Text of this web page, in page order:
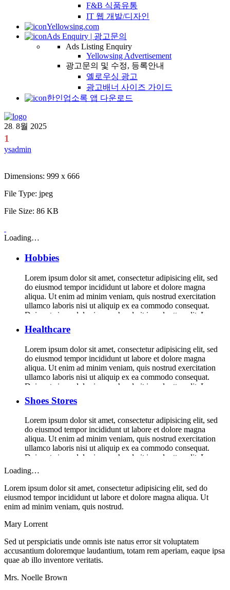
F&B 식품유통
IT 웹 개발/디자인
Yellowsing.com
Ads Enquiry | 광고문의
Ads Listing Enquiry
Yellowsing Advertisement
광고문의 및 수정, 등록안내
옐로우싱 광고
광고배너 사이즈 가이드
한인업소록 앱 다운로드
28. 8월 2025
1
ysadmin
Dimensions: 999 x 666
File Type: jpeg
File Size: 86 KB
Loading…
Hobbies
Lorem ipsum dolor sit amet, consectetur adipisicing elit, sed
do eiusmod tempor incididunt ut labore et dolore magna
aliqua. Ut enim ad minim veniam, quis nostrud exercitation
ullamco laboris nisi ut aliquip ex ea commodo consequat.
Duis aute irure dolor in reprehenderit in voluptte velit. Lorem
ipsum dolor sit amet, consectetur adipisicing elit, sed do […]
Healthcare
Lorem ipsum dolor sit amet, consectetur adipisicing elit, sed
do eiusmod tempor incididunt ut labore et dolore magna
aliqua. Ut enim ad minim veniam, quis nostrud exercitation
ullamco laboris nisi ut aliquip ex ea commodo consequat.
Duis aute irure dolor in reprehenderit in voluptte velit. Lorem
ipsum dolor sit amet, consectetur adipisicing elit, sed do […]
Shoes Stores
Lorem ipsum dolor sit amet, consectetur adipisicing elit, sed
do eiusmod tempor incididunt ut labore et dolore magna
aliqua. Ut enim ad minim veniam, quis nostrud exercitation
ullamco laboris nisi ut aliquip ex ea commodo consequat.
Duis aute irure dolor in reprehenderit in voluptte velit. Lorem
Loading…
Lorem ipsum dolor sit amet, consectetur adipisicing elit, sed do
eiusmod tempor incididunt ut labore et dolore magna aliqua. Ut
enim ad minim veniam, quis nostrud.
Mary Lorrent
Sed ut perspiciatis unde omnis iste natus error sit voluptatem
accusantium doloremque laudantium, totam rem aperiam, eaque ipsa
quae ab illo inventore veritatis.
Mrs. Noelle Brown